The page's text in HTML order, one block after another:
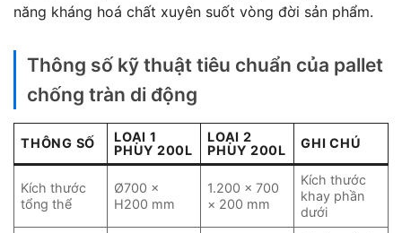
năng kháng hoá chất xuyên suốt vòng đời sản phẩm.
Thông số kỹ thuật tiêu chuẩn của pallet
chống tràn di động
THÔNG SỐ
LOẠI 1
PHUY 200L
LOẠI 2
PHUY 200L
GHI CHÚ
Kích thước
tổng thể
Ø700 ×
H200 mm
1.200 × 700
× 200 mm
Kích thước
khay phần
dưới